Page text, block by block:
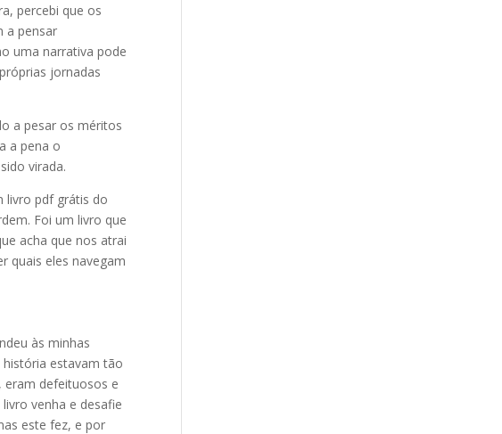
percebi que os
a pensar
uma narrativa pode
jornadas
a pesar os méritos
a pena o
virada.
livro pdf grátis do
Foi um livro que
acha que nos atrai
quais eles navegam
às minhas
história estavam tão
eram defeituosos e
venha e desafie
este fez, e por